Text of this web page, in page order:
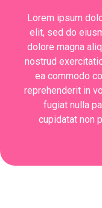
Lorem ipsum
elit, sed do
dolore magna
nostrud
ea commodo
reprehenderit in
fugiat nulla
cupidatat non